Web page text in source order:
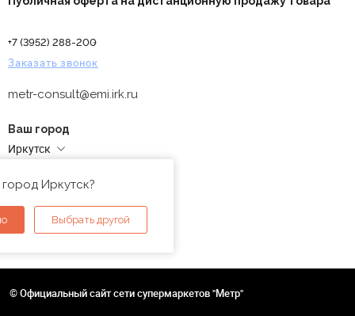
+7 (3952) 288-200
Заказать звонок
metr-consult@emi.irk.ru
Ваш город
Иркутск
Иркутск?
Выбрать другой
© Официальный сайт сети супермаркетов "Метр"